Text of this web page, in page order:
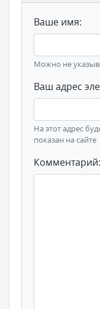
Ваше имя:
Можно не
Ваш адрес
На этот адрес
показан на сайте
Комментарий: